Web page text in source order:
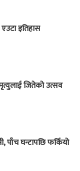
इतिहास
जितेको उत्सव
पाँच घन्टापछि फर्कियो